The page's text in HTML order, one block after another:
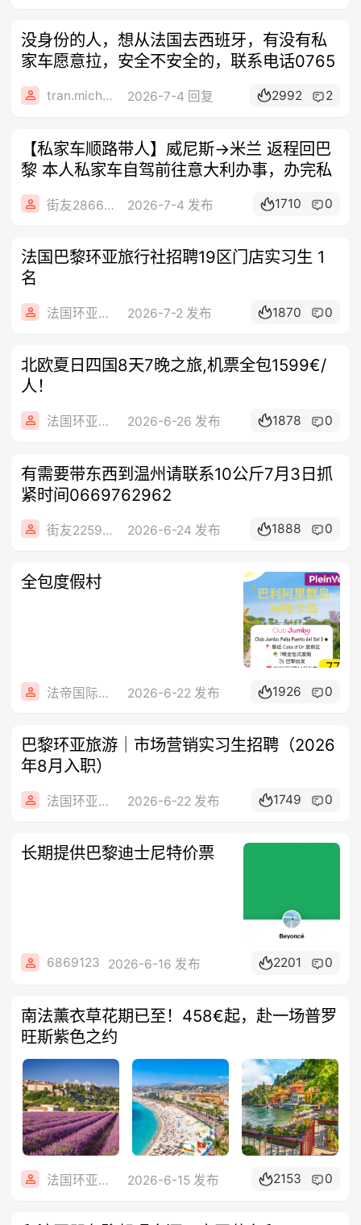
没身份的人，想从法国去西班牙，有没有私
家车愿意拉，安全不安全的，联系电话0765
tran.michelle 2026-7-4 回复 2992 2
【私家车顺路带人】威尼斯→米兰 返程回巴
黎 本人私家车自驾前往意大利办事，办完私
街友28667179 2026-7-4 发布 1710 0
法国巴黎环亚旅行社招聘19区门店实习生 1
名
法国环亚旅游 2026-7-2 发布 1870 0
北欧夏日四国8天7晚之旅,机票全包1599€/
人！
法国环亚旅游 2026-6-26 发布 1878 0
有需要带东西到温州请联系10公斤7月3日抓
紧时间0669762962
街友22592849 2026-6-24 发布 1888 0
全包度假村
法帝国际旅行社 2026-6-22 发布 1926 0
巴黎环亚旅游｜市场营销实习生招聘（2026
年8月入职）
法国环亚旅游 2026-6-22 发布 1749 0
长期提供巴黎迪士尼特价票
6869123 2026-6-16 发布 2201 0
南法薰衣草花期已至！458€起，赴一场普罗
旺斯紫色之约
法国环亚旅游 2026-6-15 发布 2153 0